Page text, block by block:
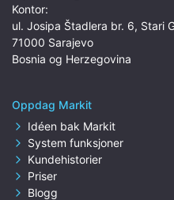
Kontor:
ul. Josipa Štadlera br. 6, Stari
71000 Sarajevo
Bosnia og Herzegovina
Oppdag Markit
Idéen bak Markit
System funksjoner
Kundehistorier
Priser
Blogg